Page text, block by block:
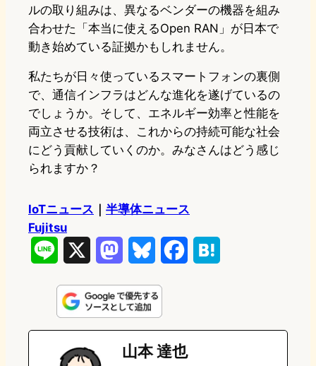
ルの取り組みは、異なるベンダーの機器を組み
合わせた「本当に使えるOpen RAN」が日本で
動き始めている証拠かもしれません。
私たちが日々使っているスマートフォンの裏側
で、通信インフラはどんな進化を遂げているの
でしょうか。そして、エネルギー効率と性能を
両立させる技術は、これからの持続可能な社会
にどう貢献していくのか。みなさんはどう感じ
られますか？
IoTニュース
半導体ニュース
Fujitsu
n
e
s
t
o
u
e
s
e
b
e
山本 達也